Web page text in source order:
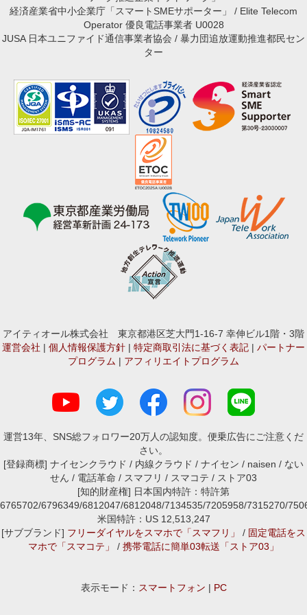
経済産業省中小企業庁「スマートSMEサポーター」 / Elite Telecom
Operator 優良電話事業者 U0028
JUSA 日本ユニファイド通信事業者協会 / 暴力団追放運動推進都民セン
ター
アイティオール株式会社 東京都港区芝大門1-16-7 幸伸ビル1階・3階
運営会社 | 個人情報保護方針 | 特定商取引法に基づく表記 | パートナー
プログラム | アフィリエイトプログラム
運営13年、SNS総フォロワー20万人の認知度。便乗広告にご注意くだ
さい。
[登録商標] ナイセンクラウド / 内線クラウド / ナイセン / naisen / ない
せん / 電話革命 / スマフリ / スマコテ / ストア03
[知的財産権] 日本国内特許：特許第
6765702/6796349/6812047/6812048/7134535/7205958/7315270/
米国特許：US 12,513,247
[サブブランド] フリーダイヤルをスマホで「スマフリ」 / 固定電話をス
マホで「スマコテ」
/ 携帯電話に簡単03転送「ストア03」
表示モード： スマートフォン | PC